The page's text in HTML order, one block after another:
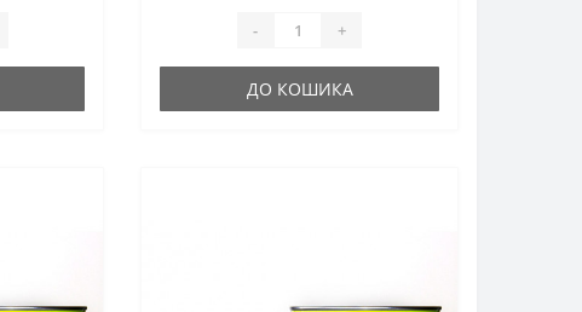
- +
ДО КОШИКА